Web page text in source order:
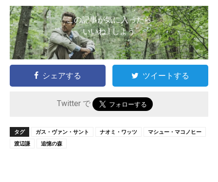
この記事が気に入ったら
いいね ! しよう
シェアする ツイートする
Twitter で
タグ ガス・ヴァン・サント ナオミ・ワッツ
マシュー・マコノヒー
渡辺謙
追憶の森